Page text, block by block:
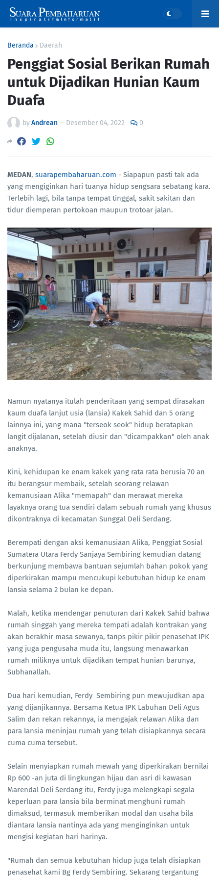
Beranda Daerah
Penggiat Sosial Berikan Rumah
untuk Dijadikan Hunian Kaum
Duafa
byAndrean— Desember 04, 2022 0
MEDAN, suarapembaharuan.com - Siapapun pasti tak ada
yang mengiginkan hari tuanya hidup sengsara sebatang kara.
Terlebih lagi, bila tanpa tempat tinggal, sakit sakitan dan
tidur diemperan pertokoan maupun trotoar jalan.
Namun nyatanya itulah penderitaan yang sempat dirasakan
kaum duafa lanjut usia (lansia) Kakek Sahid dan 5 orang
lainnya ini, yang mana "terseok seok" hidup beratapkan
langit dijalanan, setelah diusir dan "dicampakkan" oleh anak
anaknya.
Kini, kehidupan ke enam kakek yang rata rata berusia 70 an
itu berangsur membaik, setelah seorang relawan
kemanusiaan Alika "memapah" dan merawat mereka
layaknya orang tua sendiri dalam sebuah rumah yang khusus
dikontraknya di kecamatan Sunggal Deli Serdang.
Berempati dengan aksi kemanusiaan Alika, Penggiat Sosial
Sumatera Utara Ferdy Sanjaya Sembiring kemudian datang
berkunjung membawa bantuan sejumlah bahan pokok yang
diperkirakan mampu mencukupi kebutuhan hidup ke enam
lansia selama 2 bulan ke depan.
Malah, ketika mendengar penuturan dari Kakek Sahid bahwa
rumah singgah yang mereka tempati adalah kontrakan yang
akan berakhir masa sewanya, tanps pikir pikir penasehat IPK
yang juga pengusaha muda itu, langsung menawarkan
rumah miliknya untuk dijadikan tempat hunian barunya,
Subhanallah.
Dua hari kemudian, Ferdy Sembiring pun mewujudkan apa
yang dijanjikannya. Bersama Ketua IPK Labuhan Deli Agus
Salim dan rekan rekannya, ia mengajak relawan Alika dan
para lansia meninjau rumah yang telah disiapkannya secara
cuma cuma tersebut.
Selain menyiapkan rumah mewah yang diperkirakan bernilai
Rp 600 -an juta di lingkungan hijau dan asri di kawasan
Marendal Deli Serdang itu, Ferdy juga melengkapi segala
keperluan para lansia bila berminat menghuni rumah
dimaksud, termasuk memberikan modal dan usaha bila
diantara lansia nantinya ada yang menginginkan untuk
mengisi kegiatan hari harinya.
"Rumah dan semua kebutuhan hidup juga telah disiapkan
penasehat kami Bg Ferdy Sembiring. Sekarang tergantung